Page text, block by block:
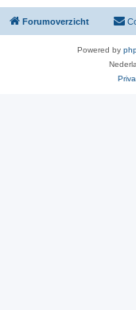
Forumoverzicht
Powered by